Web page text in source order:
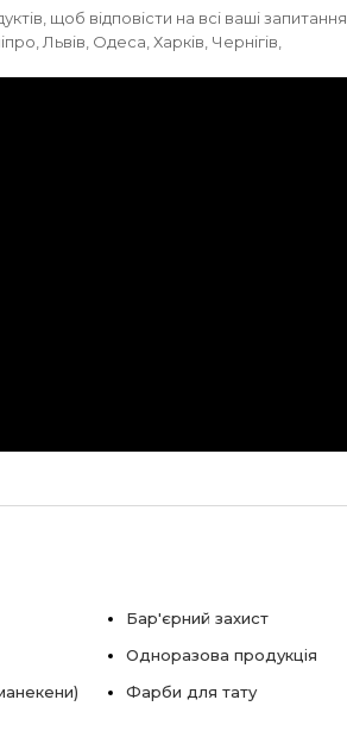
щоб відповісти на всі ваші запитання.
Львів, Одеса, Харків, Чернігів,
Бар'єрний захист
Одноразова продукція
Фарби для тату